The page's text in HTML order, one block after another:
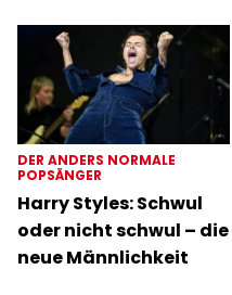
DER ANDERS NORMALE
POPSÄNGER
Harry Styles: Schwul
oder nicht schwul – die
neue Männlichkeit